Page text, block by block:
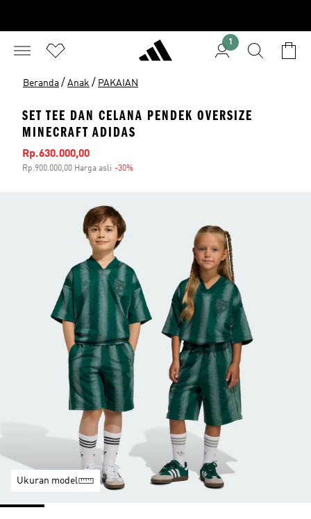
1
Beranda / Anak / PAKAIAN
SET TEE DAN CELANA PENDEK OVERSIZE
MINECRAFT ADIDAS
Harga penjualan
Rp.630.000,00
Rp.900.000,00 Harga asli -30%
Ukuran model